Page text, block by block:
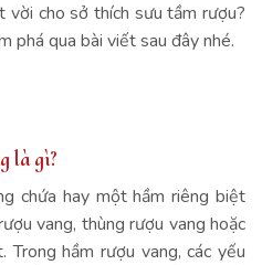
vời cho sở thích sưu tầm rượu?
phá qua bài viết sau đây nhé.
là gì?
chứa hay một hầm riêng biệt
vang, thùng rượu vang hoặc
hầm rượu vang, các yếu